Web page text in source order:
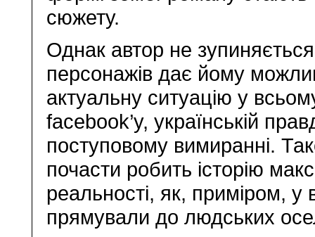
сюжету.
Однак автор не
персонажів дає йому
актуальну ситуацію у
facebook’y, українській
поступовому вимиранні.
почасти робить історію
реальності, як, приміром, у
прямували до людських